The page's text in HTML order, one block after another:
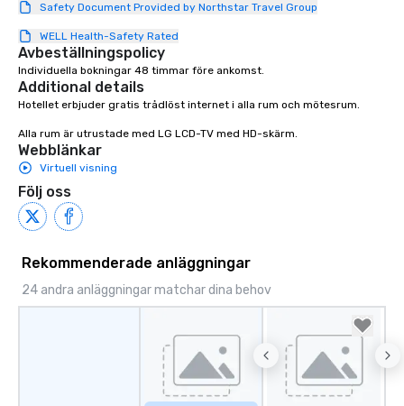
Safety Document Provided by Northstar Travel Group
WELL Health-Safety Rated
Avbeställningspolicy
Individuella bokningar 48 timmar före ankomst.
Additional details
Hotellet erbjuder gratis trådlöst internet i alla rum och mötesrum.
Alla rum är utrustade med LG LCD-TV med HD-skärm.
Webblänkar
Virtuell visning
Följ oss
Rekommenderade anläggningar
24 andra anläggningar matchar dina behov